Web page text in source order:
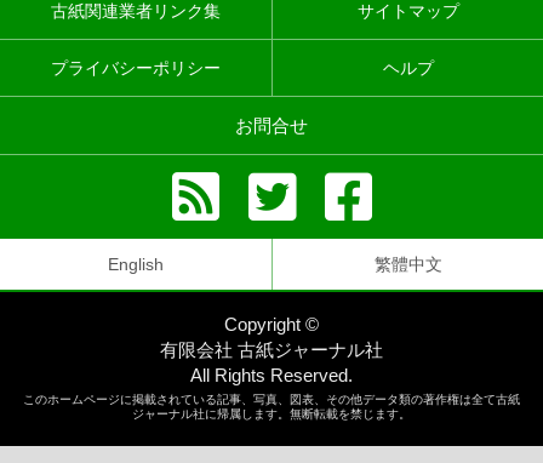
古紙関連業者リンク集 サイトマップ
プライバシーポリシー ヘルプ
お問合せ
English 繁體中文
Copyright ©
有限会社 古紙ジャーナル社
All Rights Reserved.
このホームページに掲載されている記事、写真、図表、その他データ類の著作権は全て古紙
ジャーナル社に帰属します。無断転載を禁じます。